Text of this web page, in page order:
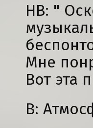
НВ: "
Мне
Вот эта
В: